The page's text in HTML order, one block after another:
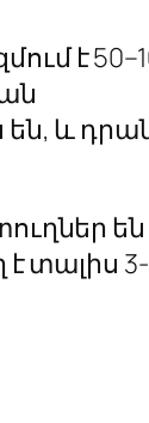
է
և
են
տալիս